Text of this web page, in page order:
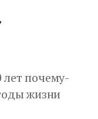
почему-
жизни